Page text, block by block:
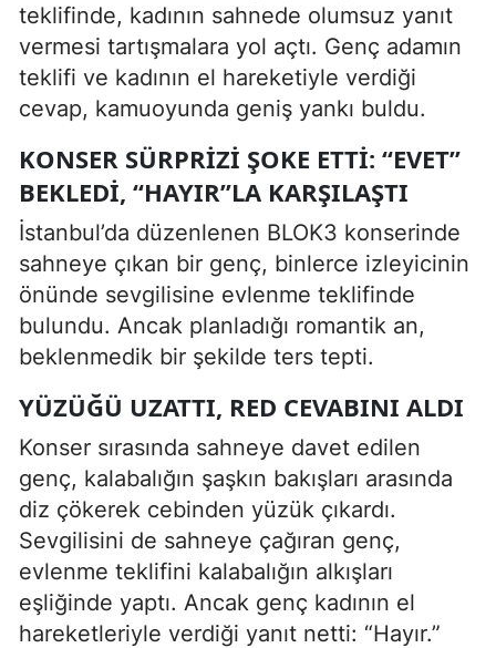
teklifinde, kadının sahnede olumsuz yanıt
vermesi tartışmalara yol açtı. Genç adamın
teklifi ve kadının el hareketiyle verdiği
cevap, kamuoyunda geniş yankı buldu.
KONSER SÜRPRIZI ŞOKE ETTI: “EVET”
BEKLEDI, “HAYIR”LA KARŞILAŞTI
İstanbul’da düzenlenen BLOK3 konserinde
sahneye çıkan bir genç, binlerce izleyicinin
önünde sevgilisine evlenme teklifinde
bulundu. Ancak planladığı romantik an,
beklenmedik bir şekilde ters tepti.
YÜZÜĞÜ UZATTI, RED CEVABINI ALDI
Konser sırasında sahneye davet edilen
genç, kalabalığın şaşkın bakışları arasında
diz çökerek cebinden yüzük çıkardı.
Sevgilisini de sahneye çağıran genç,
evlenme teklifini kalabalığın alkışları
eşliğinde yaptı. Ancak genç kadının el
hareketleriyle verdiği yanıt netti: “Hayır.”